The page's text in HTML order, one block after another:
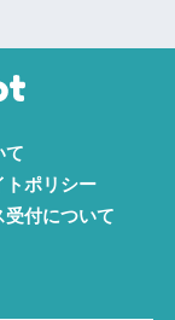
て
トポリシー
受付について